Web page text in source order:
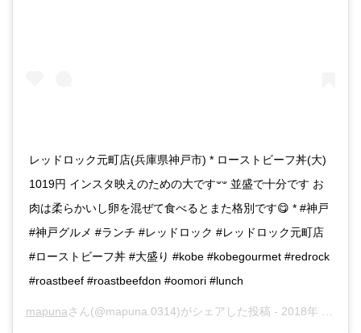
レッドロック元町店(兵庫県神戸市) * ローストビーフ丼(大)
1019円 インスタ映えのための大です‪𐤔𐤔‬ 並盛で十分です お
肉は柔らかいし卵を混ぜて食べるとまた格別です😋 * #神戸
#神戸グルメ #ランチ #レッドロック #レッドロック元町店
#ローストビーフ丼 #大盛り #kobe #kobegourmet #redrock
#roastbeef #roastbeefdon #oomori #lunch
mapunaさん(@mapuna.0314)がシェアした投稿 - 2018年 9月月6日午前7時41分PDT